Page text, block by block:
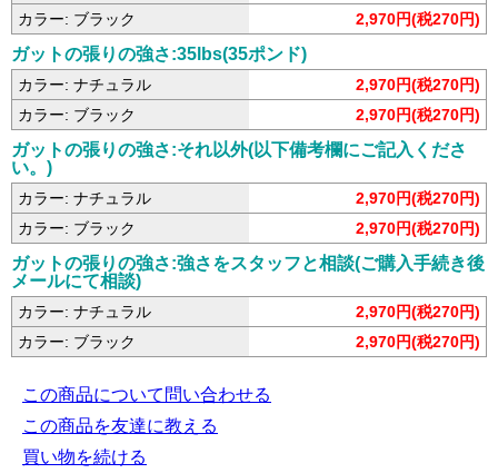
カラー: ブラック
2,970円(税270円)
ガットの張りの強さ:35lbs(35ポンド)
カラー: ナチュラル
2,970円(税270円)
カラー: ブラック
2,970円(税270円)
ガットの張りの強さ:それ以外(以下備考欄にご記入くださ
い。)
カラー: ナチュラル
2,970円(税270円)
カラー: ブラック
2,970円(税270円)
ガットの張りの強さ:強さをスタッフと相談(ご購入手続き後
メールにて相談)
カラー: ナチュラル
2,970円(税270円)
カラー: ブラック
2,970円(税270円)
この商品について問い合わせる
この商品を友達に教える
買い物を続ける